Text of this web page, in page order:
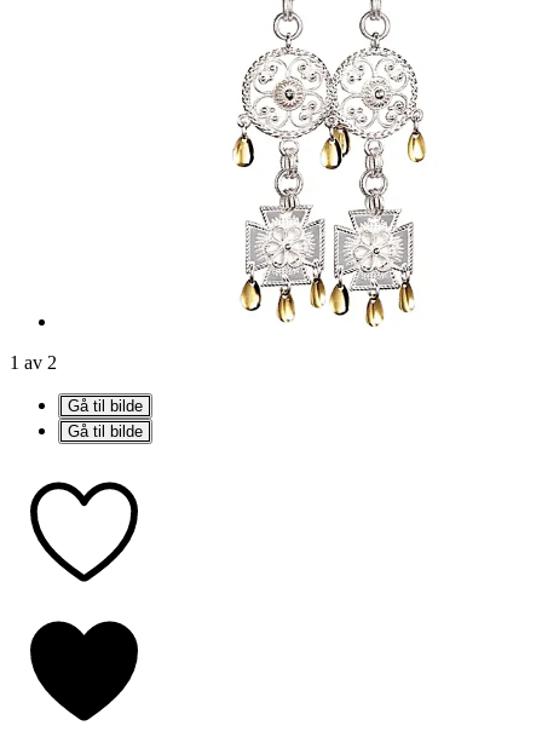
1 av 2
Gå til bilde
Gå til bilde